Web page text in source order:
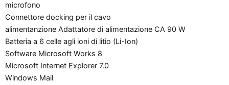
microfono
Connettore docking per il cavo
alimentanzione Adattatore di alimentazione CA 90 W
Batteria a 6 celle agli ioni di litio (Li-Ion)
Software Microsoft Works 8
Microsoft Internet Explorer 7.0
Windows Mail